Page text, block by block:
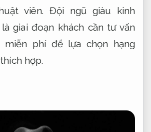
viên. Đội ngũ giàu kinh
giai đoạn khách cần tư vấn
miễn phí để lựa chọn hạng
hợp.